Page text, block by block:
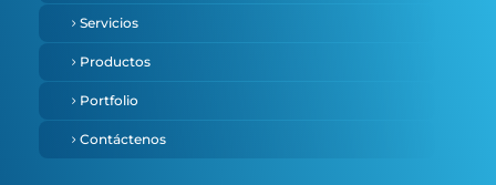
Servicios
Productos
Portfolio
Contáctenos